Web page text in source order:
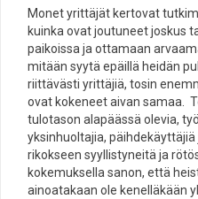
Monet yrittäjät kertovat
kuinka ovat joutuneet joskus
paikoissa ja ottamaan
mitään syytä epäillä heidän
riittävästi yrittäjiä, tosin
ovat kokeneet aivan samaa.
tulotason alapäässä olevia,
yksinhuoltajia,
rikokseen syyllistyneitä ja
kokemuksella sanon, että
ainoatakaan ole kenelläkään